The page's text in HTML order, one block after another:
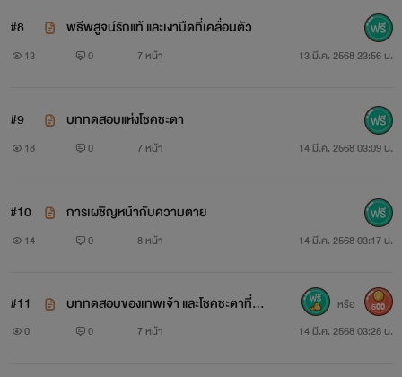
#8 พิธีพิสูจน์รักแท้ และเงามืดที่เคลื่อนตัว
13 0 7 หน้า 13 มี.ค. 2568 23:56 น.
#9 บททดสอบแห่งโชคชะตา
18 0 7 หน้า 14 มี.ค. 2568 03:09 น.
#10 การเผชิญหน้ากับความตาย
14 0 8 หน้า 14 มี.ค. 2568 03:17 น.
#11
บททดสอบของเทพเจ้า และโชคชะตาที่มิ
อาจเลี่ยง
0 0 7 หน้า 14 มี.ค. 2568 03:28 น.
หรือ 500